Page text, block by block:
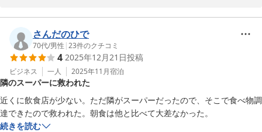
これからもみなさまから喜んでいただけるよう、施設設備の充実と
サービス向上に努めて参ります。こちらにいらっしゃるときには、
ぜひまたご利用くださいませ。
ホテルルートイン恵那　フロント　藤田
ホテルルートイン恵那
2026-02-07
さんだのひで
70代/男性 |23件のクチコミ
4 2025年12月21日投稿
ビジネス 一人 2025年11月宿泊
隣のスーパーに救われた
近くに飲食店が少ない。ただ隣がスーパーだったので、そこで食べ物調
達できたので救われた。朝食は他と比べて大差なかった。
続きを読む